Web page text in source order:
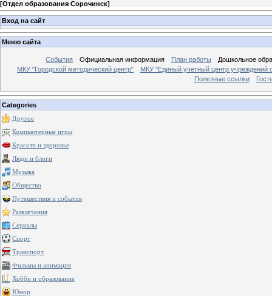
[Отдел образования Сорочинск]
Вход на сайт
Меню сайта
События Официальная информация План работы
Дошкольное
МКУ "Городской методический центр"
МКУ "Единый учетный центр учреждений
Полезные ссылки
Categories
Другое
Компьютерные игры
Красота и здоровье
Люди и блоги
Музыка
Общество
Путешествия и события
Развлечения
Сериалы
Спорт
Транспорт
Фильмы и анимация
Хобби и образование
Юмор